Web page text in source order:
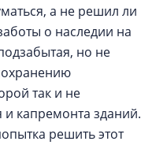
а не решил ли
о наследии на
но не
так и не
и капремонта зданий.
решить этот